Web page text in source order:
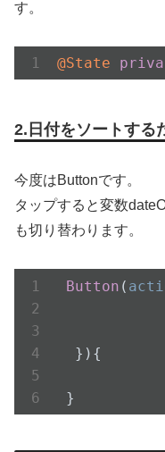
す。
@State
2.日付をソートする
今度はButtonです。
タップすると変数
も切り替わります。
Button (
  }){
}